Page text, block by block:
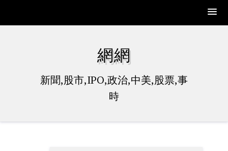
網網
新聞,股市,IPO,政治,中美,股票,事
時